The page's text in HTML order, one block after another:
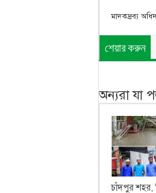
মাদকদ্রব্য
শেয়ার করুন
অন্যরা যা
চাঁদপুর শহর,